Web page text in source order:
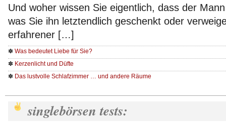
Und woher wissen Sie eigentlich, dass der
was Sie ihn letztendlich geschenkt oder
erfahrener […]
✽ Was bedeutet Liebe für Sie?
✽ Kerzenlicht und Düfte
✽ Das lustvolle Schlafzimmer … und andere Räume
singlebörsen tests: